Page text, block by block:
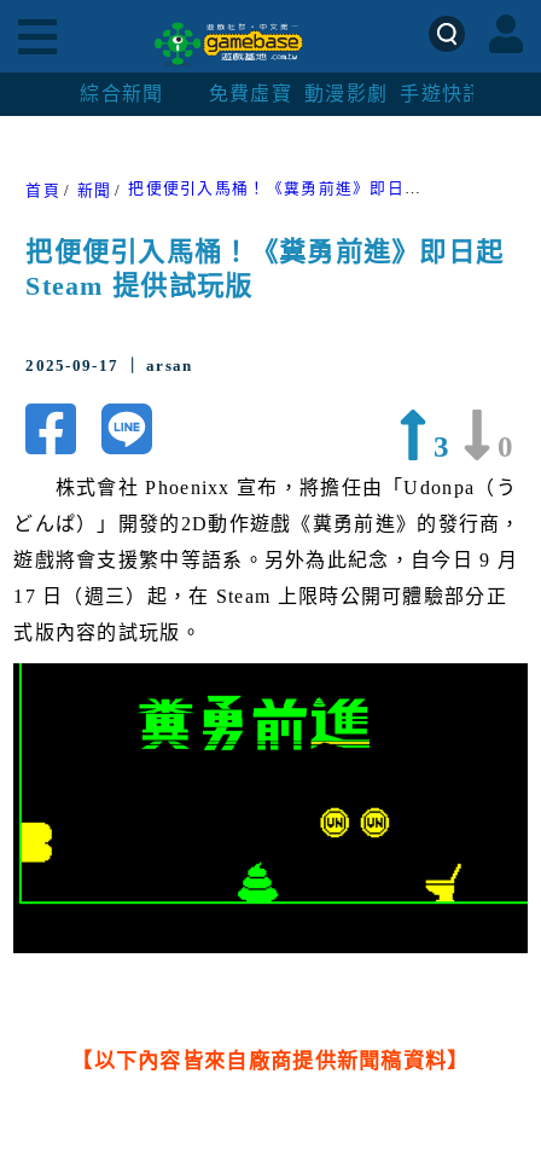
綜合新聞 免費虛寶 動漫影劇 手遊快訊
首頁 新聞 把便便引入馬桶！《糞勇前進》即日起 Steam 提供試玩版
把便便引入馬桶！《糞勇前進》即日起
Steam 提供試玩版
2025-09-17 ｜ arsan
3 0
株式會社 Phoenixx 宣布，將擔任由「Udonpa（う
どんぱ）」開發的2D動作遊戲《糞勇前進》的發行商，
遊戲將會支援繁中等語系。另外為此紀念，自今日 9 月
17 日（週三）起，在 Steam 上限時公開可體驗部分正
式版內容的試玩版。
【以下內容皆來自廠商提供新聞稿資料】